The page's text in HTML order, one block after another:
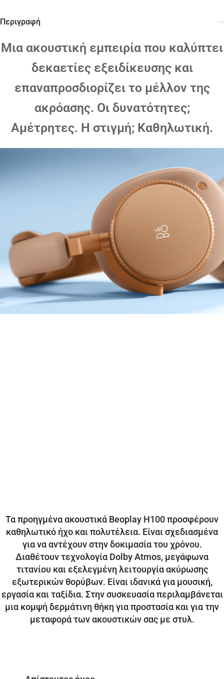
Περιγραφή
Μια ακουστική εμπειρία που καλύπτει
δεκαετίες εξειδίκευσης και
επαναπροσδιορίζει το μέλλον της
ακρόασης. Οι δυνατότητες;
Αμέτρητες. Η στιγμή; Καθηλωτική.
Τα προηγμένα ακουστικά Beoplay H100 προσφέρουν
καθηλωτικό ήχο και πολυτέλεια. Είναι σχεδιασμένα
για να αντέχουν στην δοκιμασία του χρόνου.
Διαθέτουν τεχνολογία Dolby Atmos, μεγάφωνα
τιτανίου και εξελεγμένη λειτουργία ακύρωσης
εξωτερικών θορύβων. Είναι ιδανικά για μουσική,
εργασία και ταξίδια. Στην συσκευασία περιλαμβάνεται
μια κομψή δερμάτινη θήκη για προστασία και για την
μεταφορά των ακουστικών σας με στυλ.